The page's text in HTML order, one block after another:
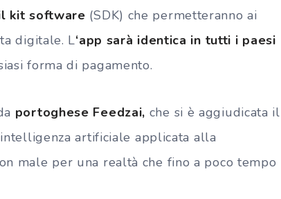
kit software (SDK) che permetteranno ai
digitale. L‘app sarà identica in tutti i paesi
forma di pagamento.
portoghese Feedzai, che si è aggiudicata il
artificiale applicata alla
male per una realtà che fino a poco tempo